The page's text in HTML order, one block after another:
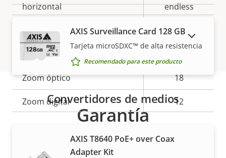
de
la
horizontal
endless
Rango de inclinación -90 to 40
Ronda de vigilancia
Zoom óptico 18
Zoom digital 12
AXIS Surveillance Card 128 GB
Tarjeta microSDXC™ de alta resistencia
Recomendado para este producto
Convertidores de medios
AXIS T8640 PoE+ over Coax
Adapter Kit
MOSTRAR PRODUCTOS DESCATALOGADOS
Garantía